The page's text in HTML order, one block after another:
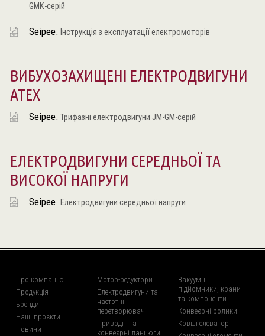
GMK-серій
Seipee. Інструкція з експлуатації електромоторів
ВИБУХОЗАХИЩЕНІ ЕЛЕКТРОДВИГУНИ
ATEX
Seipee. Трифазні електродвигуни JM-GM-серій
ЕЛЕКТРОДВИГУНИ СЕРЕДНЬОЇ ТА
ВИСОКОЇ НАПРУГИ
Seipee. Електродвигуни середньої напруги
Про компанію
Продукція
Бренди
Наші проєкти
Новини
Мотор-редуктори
Електродвигуни та
частотні
перетворювачі
Приводні та
конвеєрні ланцюги
Вакуумні
підйомники, крани
та компоненти
Конвеєрні ролики
Ковші елеваторні